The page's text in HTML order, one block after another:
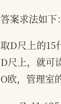
答案求法如下：
取D尺上的15
D尺上，就可
O欧，管理室